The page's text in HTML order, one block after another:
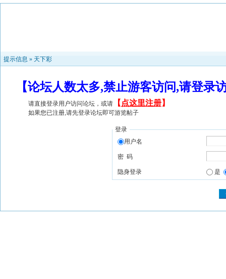
提示信息 » 天下彩
【论坛人数太多,禁止游客访问,请登
请直接登录用户访问论坛，或请 【 点这里注册】
如果您已注册,请先登录论坛即可游览帖子
登录
用户名
密 码
隐身登录 是